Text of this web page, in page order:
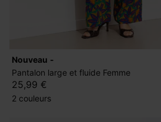
nouveau
Pantalon large et fluide Femme
25,99 €
2 couleurs